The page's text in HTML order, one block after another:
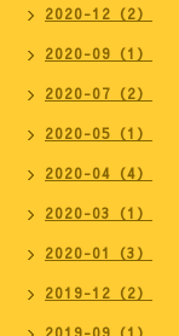
2020-12（2）
2020-09（1）
2020-07（2）
2020-05（1）
2020-04（4）
2020-03（1）
2020-01（3）
2019-12（2）